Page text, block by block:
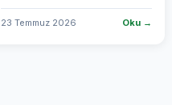
23 Temmuz 2026 Oku →